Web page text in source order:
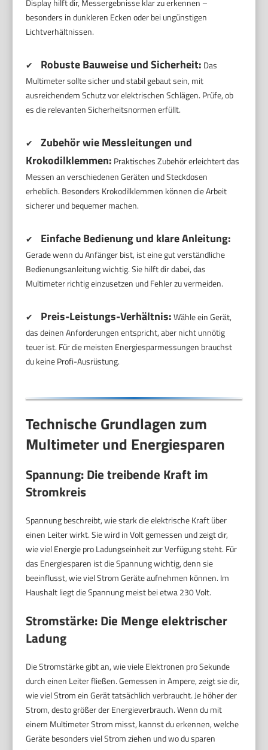
Display hilft dir, Messergebnisse klar zu erkennen –
besonders in dunkleren Ecken oder bei ungünstigen
Lichtverhältnissen.
✔ Robuste Bauweise und Sicherheit: Das
Multimeter sollte sicher und stabil gebaut sein, mit
ausreichendem Schutz vor elektrischen Schlägen. Prüfe, ob
es die relevanten Sicherheitsnormen erfüllt.
✔
Zubehör wie Messleitungen und
Krokodilklemmen: Praktisches Zubehör erleichtert das
Messen an verschiedenen Geräten und Steckdosen
erheblich. Besonders Krokodilklemmen können die Arbeit
sicherer und bequemer machen.
✔ Einfache Bedienung und klare Anleitung:
Gerade wenn du Anfänger bist, ist eine gut verständliche
Bedienungsanleitung wichtig. Sie hilft dir dabei, das
Multimeter richtig einzusetzen und Fehler zu vermeiden.
✔ Preis-Leistungs-Verhältnis:Wähle ein Gerät,
das deinen Anforderungen entspricht, aber nicht unnötig
teuer ist. Für die meisten Energiesparmessungen brauchst
du keine Profi-Ausrüstung.
Technische Grundlagen zum
Multimeter und Energiesparen
Spannung: Die treibende Kraft im
Stromkreis
Spannung beschreibt, wie stark die elektrische Kraft über
einen Leiter wirkt. Sie wird in Volt gemessen und zeigt dir,
wie viel Energie pro Ladungseinheit zur Verfügung steht. Für
das Energiesparen ist die Spannung wichtig, denn sie
beeinflusst, wie viel Strom Geräte aufnehmen können. Im
Haushalt liegt die Spannung meist bei etwa 230 Volt.
Stromstärke: Die Menge elektrischer
Ladung
Die Stromstärke gibt an, wie viele Elektronen pro Sekunde
durch einen Leiter fließen. Gemessen in Ampere, zeigt sie dir,
wie viel Strom ein Gerät tatsächlich verbraucht. Je höher der
Strom, desto größer der Energieverbrauch. Wenn du mit
einem Multimeter Strom misst, kannst du erkennen, welche
Geräte besonders viel Strom ziehen und wo du sparen